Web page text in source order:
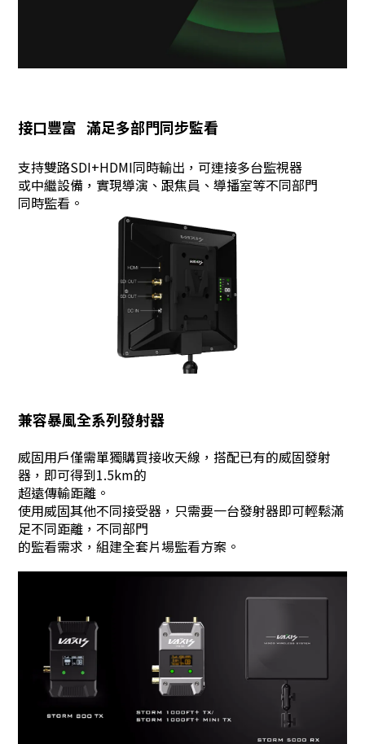
接口豐富 滿足多部門同步監看
支持雙路SDI+HDMI同時輸出，可連接多台監視器
或中繼設備，實現導演、跟焦員、導播室等不同部門
同時監看。
兼容暴風全系列發射器
威固用戶僅需單獨購買接收天線，搭配已有的威固發射
器，即可得到1.5km的
超遠傳輸距離。
使用威固其他不同接受器，只需要一台發射器即可輕鬆滿
足不同距離，不同部門
的監看需求，組建全套片場監看方案。